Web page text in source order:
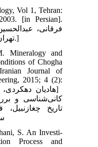
Vol 1, Tehran:
‎[in Persian].
تهران: نشر دانشگاه تهران؛ 1381.]
Mineralogy and
of Chogha
Journal of
2015; 4 (2):
کانی‌شناسی و
تاریخ
S. An Investi-
Process and